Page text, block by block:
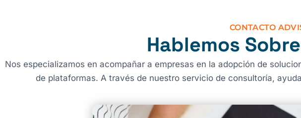
CONTACTO
Hablemos
Nos especializamos en acompañar a empresas en la adopción de
de plataformas. A través de nuestro servicio de consultoría,